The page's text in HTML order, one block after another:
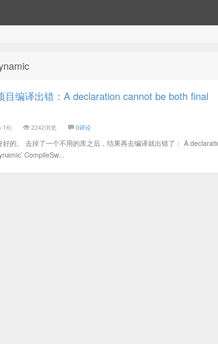
目编译出错：A declaration cannot be both final
16) 2242浏览 0评论
的。 去掉了一个不用的库之后，结果再去编译就出错了： A
CompileSw...